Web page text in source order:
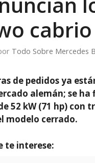
cabrio
Todo Sobre Mercedes
de pedidos ya
alemán; se ha
52 kW (71 hp) con
modelo cerrado.
te interese: